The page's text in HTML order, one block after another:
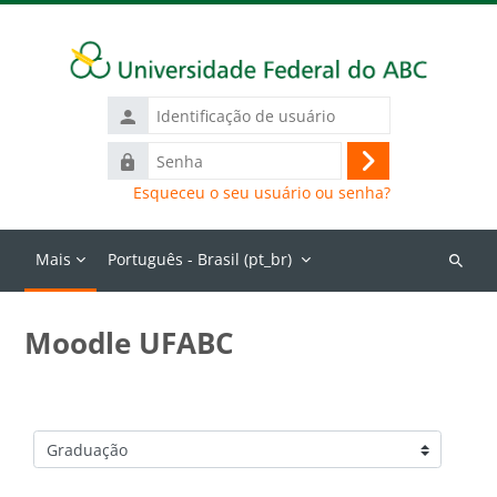
Identificação
de
usuário
Senha
Acessar
Esqueceu o seu usuário ou senha?
Mais Português - Brasil ‎(pt_br)‎
Buscar
Moodle UFABC
Categorias de Cursos